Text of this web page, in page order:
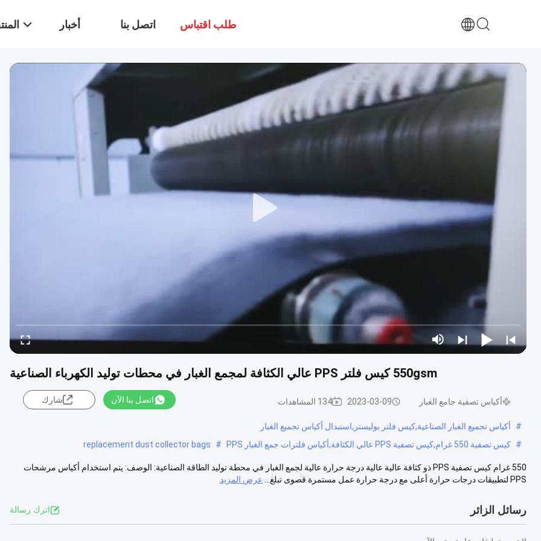
أخبار اتصل بنا طلب اقتباس
550gsm كيس فلتر PPS عالي الكثافة لمجمع الغبار في محطات توليد الكهرباء الصناعية
أكياس تصفية جامع الغبار 2023-03-09 134 المشاهدات اتصل بنا الآن شارك
#
أكياس تجميع الغبار الصناعية,كيس فلتر بوليستر,استبدال أكياس تجميع الغبار
# كيس تصفية 550 غرام,كيس تصفية PPS عالي الكثافة,أكياس فلترات جمع الغبار PPS #
replacement dust collector bags
550 غرام كيس تصفية PPS ذو كثافة عالية عالية درجة حرارة عالية لجمع الغبار في محطة توليد الطاقة الصناعية: الوصف: يتم استخدام أكياس مرشحات
PPS لتطبيقات درجات حرارة أعلى مع درجة حرارة عمل مستمرة قصوى تبلغ...
عرض المزيد
رسائل الزائر اترك رسالة